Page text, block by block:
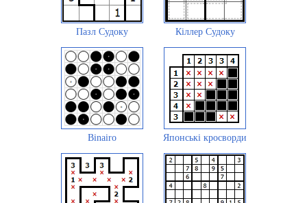
Пазл Судоку Кіллер Судоку
Binairo Японські кросворди